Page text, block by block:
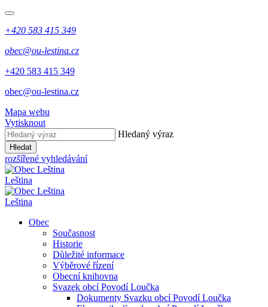
+420 583 415 349
obec@ou-lestina.cz
+420 583 415 349
obec@ou-lestina.cz
Mapa webu
Vytisknout
Hledaný výraz
Hledat
rozšířené vyhledávání
Leština
Leština
Obec
Současnost
Historie
Důležité informace
Výběrové řízení
Obecní knihovna
Svazek obcí Povodí Loučka
Dokumenty Svazku obcí Povodí Loučka